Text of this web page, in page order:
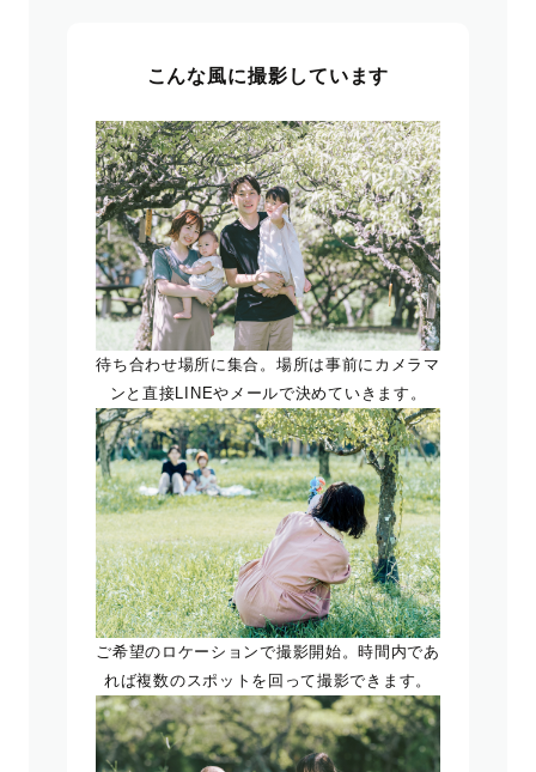
こんな風に撮影しています
待ち合わせ場所に集合。場所は事前にカメラマ
ンと直接LINEやメールで決めていきます。
ご希望のロケーションで撮影開始。時間内であ
れば複数のスポットを回って撮影できます。